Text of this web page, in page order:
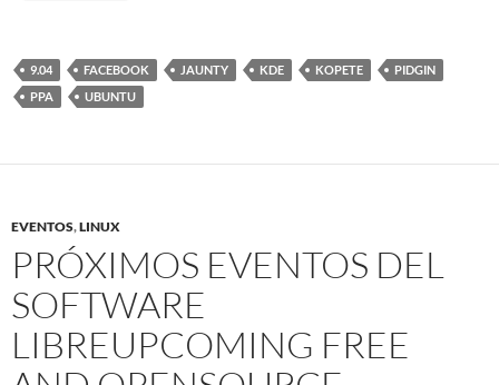
9.04 FACEBOOK JAUNTY KDE KOPETE
PIDGIN
PPA
UBUNTU
EVENTOS,LINUX
PRÓXIMOS EVENTOS DEL
SOFTWARE
LIBREUPCOMING FREE